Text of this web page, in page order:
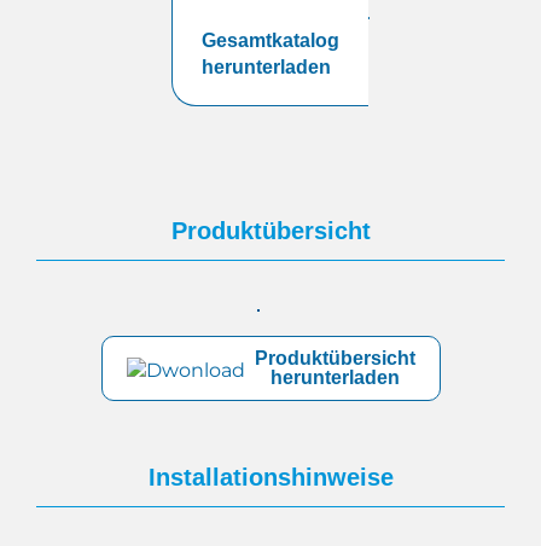
Gesamtkatalog
herunterladen
Produktübersicht
Produktübersicht
herunterladen
Installationshinweise